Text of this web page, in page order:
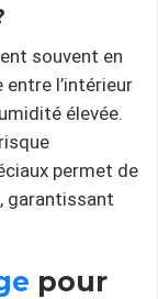
souvent en
l’intérieur
élevée.
permet de
garantissant
pour